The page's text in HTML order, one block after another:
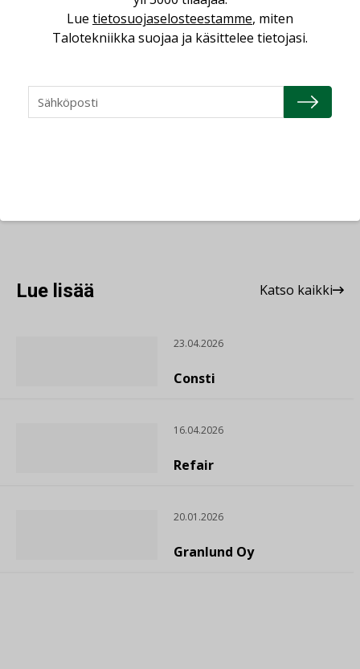
Lue lisää Katso kaikki
23.04.2026
Consti
16.04.2026
Refair
20.01.2026
Granlund Oy
Lue tietosuojaselosteestamme, miten
Talotekniikka suojaa ja käsittelee tietojasi.